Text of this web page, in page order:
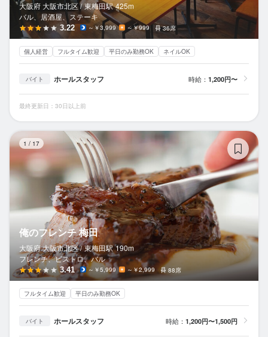
大阪府 大阪市北区 / 東梅田駅 425m
バル、居酒屋、ステーキ
3.22 ～￥3,999 ～￥999 36席
個人経営 フルタイム歓迎 平日のみ勤務OK ネイルOK
バイト ホールスタッフ 時給： 1,200円〜
最終更新日：30日以上前
1 / 17
俺のフレンチ 梅田
大阪府 大阪市北区 / 東梅田駅 190m
フレンチ、ビストロ、バル
3.41 ～￥5,999 ～￥2,999 88席
フルタイム歓迎 平日のみ勤務OK
バイト ホールスタッフ 時給： 1,200円〜1,500円